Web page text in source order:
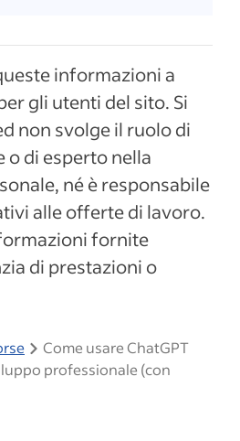
informazioni a
gli utenti del sito. Si
non svolge il ruolo di
o di esperto nella
né è responsabile
alle offerte di lavoro.
fornite
di prestazioni o
Come usare ChatGPT
professionale (con